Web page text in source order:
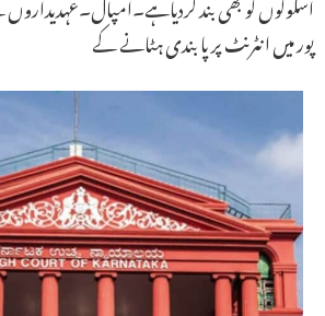
پور میں انٹرنٹ پر پابندی ہٹانے کے